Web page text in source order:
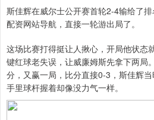
斯佳辉在威尔士公开赛首轮2-4输给了
配资网站导航，直接一轮游出局了。
这场比赛打得挺让人揪心，开局他状态
键红球老失误，让威廉姆斯先拿下两局
分，又赢一局，比分直接0-3，斯佳辉
手里球杆握着却像没力气一样。